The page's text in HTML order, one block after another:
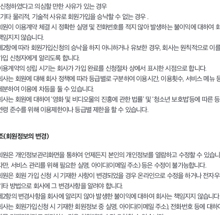
신청하였다고 의심할 만한 사유가 있는 경우
기타 물리적, 기술적 사유로 회원가입을 승낙할 수 없는 경우 .
원이 이용계약 체결 시 정확한 실명 및 전화번호를 적지 않아 발생하는 불이익에 대하여
임지지 않습니다.
2항에 따라 회원가입신청의 승낙을 하지 아니하거나 유보한 경우, 회사는 원칙적으로 이를
입 신청자에게 알리도록 합니다.
용계약의 성립 시기는 회사가 가입 완료를 신청절차 상에서 표시한 시점으로 합니다.
사는 회원에 대해 회사 정책에 따라 등급별로 구분하여 이용시간, 이용횟수, 서비스 메뉴
분하여 이용에 차등을 둘 수 있습니다.
사는 회원에 대하여 ‘영화 및 비디오물의 진흥에 관한 법률’ 및 ‘청소년 보호법’등에 따른
령 준수를 위해 이용제한이나 등급별 제한을 할 수 있습니다.
(회원정보의 변경)
원은 개인정보관리화면을 통하여 언제든지 본인의 개인정보를 열람하고 수정할 수 있습
만, 서비스 관리를 위해 필요한 실명, 아이디(이메일 주소) 등은 수정이 불가능합니다.
원은 회원 가입 신청 시 기재한 사항이 변경되었을 경우 온라인으로 수정을 하거나 전자
타 방법으로 회사에 그 변경사항을 알려야 합니다.
2항의 변경사항을 회사에 알리지 않아 발생한 불이익에 대하여 회사는 책임지지 않습니다.
사는 회원가입신청 시 기재한 회원정보 중 실명, 아이디(이메일 주소), 전화번호 등에 대하